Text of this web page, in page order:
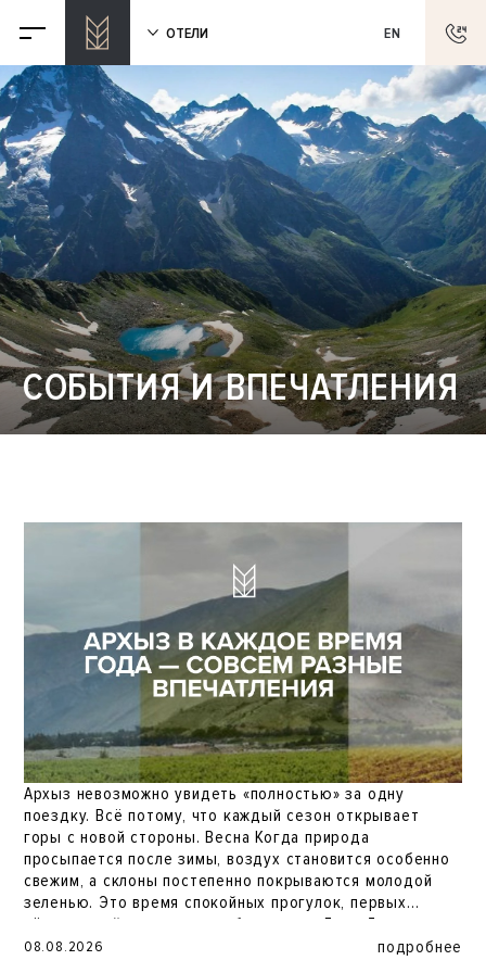
ОТЕЛИ EN
СОБЫТИЯ И ВПЕЧАТЛЕНИЯ
08.08.2026 подробнее
Архыз невозможно увидеть «полностью» за одну
поездку. Всё потому, что каждый сезон открывает
горы с новой стороны. Весна Когда природа
просыпается после зимы, воздух становится особенно
свежим, а склоны постепенно покрываются молодой
зеленью. Это время спокойных прогулок, первых
тёплых дней и ощущения обновления. Лето Длинные
световые дни, горные маршруты, цветущие альпийские